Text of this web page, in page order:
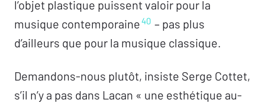
l’objet plastique puissent valoir pour la
musique contemporaine40 – pas plus
d’ailleurs que pour la musique classique.
Demandons-nous plutôt, insiste Serge Cottet,
s’il n’y a pas dans Lacan « une esthétique au-